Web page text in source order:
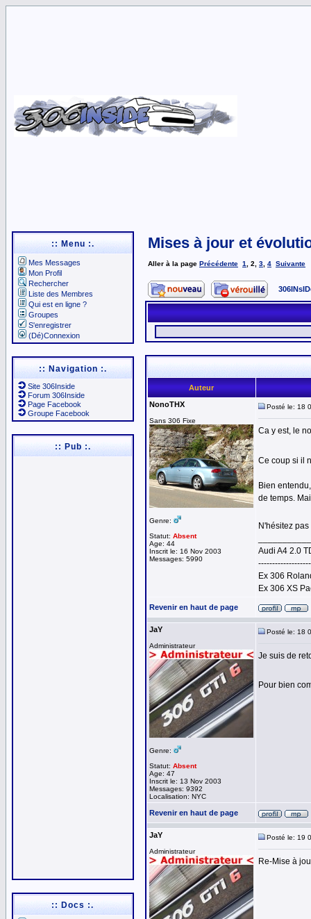
:: Menu :.
Mes Messages
Mon Profil
Rechercher
Liste des Membres
Qui est en ligne ?
Groupes
S'enregistrer
(Dé)Connexion
:: Navigation :.
Site 306Inside
Forum 306Inside
Page Facebook
Groupe Facebook
:: Pub :.
:: Docs :.
Mises à jour et
Aller à la page Précédente 1 2 3 4 Suivante
Auteur
NonoTHX
Sans 306 Fixe
Genre:
Statut: Absent
Age: 44
Inscrit le: 16 Nov 2003
Messages: 5990
Posté le: 18
Ca y est, le
Ce coup si il
Bien
de temps.
N'hésitez
Audi A4 2.0
Ex 306
Ex 306 XS
Revenir en haut de page
JaY
Administrateur
Genre:
Statut: Absent
Age: 47
Inscrit le: 13 Nov 2003
Messages: 9392
Localisation: NYC
Posté le: 18
Je suis de
Pour bien
Revenir en haut de page
JaY
Administrateur
Posté le: 19
Re-Mise à